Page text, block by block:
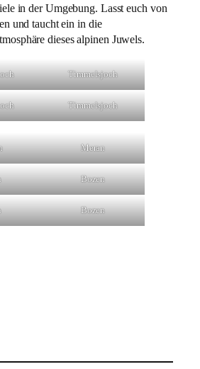
in der Umgebung. Lasst euch von
und taucht ein in die
dieses alpinen Juwels.
Timmelsjoch
Timmelsjoch
Meran
Bozen
Bozen